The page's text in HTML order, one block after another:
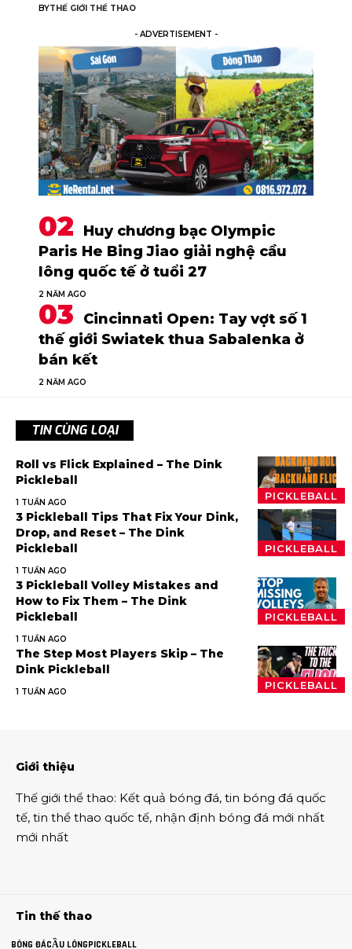
BYTHẾ GIỚI THỂ THAO
- ADVERTISEMENT -
Huy chương bạc Olympic
Paris He Bing Jiao giải nghệ cầu
lông quốc tế ở tuổi 27
2 NĂM AGO
Cincinnati Open: Tay vợt số 1
thế giới Swiatek thua Sabalenka ở
bán kết
2 NĂM AGO
TIN CÙNG LOẠI
PICKLEBALL
Roll vs Flick Explained – The Dink
Pickleball
1 TUẦN AGO
PICKLEBALL
3 Pickleball Tips That Fix Your Dink,
Drop, and Reset – The Dink
Pickleball
1 TUẦN AGO
PICKLEBALL
3 Pickleball Volley Mistakes and
How to Fix Them – The Dink
Pickleball
1 TUẦN AGO
PICKLEBALL
The Step Most Players Skip – The
Dink Pickleball
1 TUẦN AGO
Giới thiệu
Thế giới thể thao: Kết quả bóng đá, tin bóng đá quốc
tế, tin thể thao quốc tế, nhận định bóng đá mới nhất
mới nhất
Tin thế thao
BÓNG ĐÁCẦU LÔNGPICKLEBALL